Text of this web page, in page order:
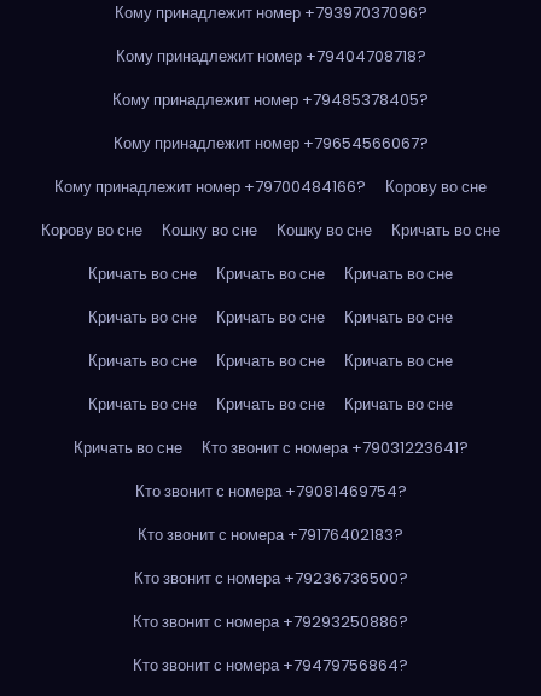
Кому принадлежит номер +79397037096?
Кому принадлежит номер +79404708718?
Кому принадлежит номер +79485378405?
Кому принадлежит номер +79654566067?
Кому принадлежит номер +79700484166?
Корову во сне
Корову во сне
Кошку во сне Кошку во сне
Кричать во сне
Кричать во сне
Кричать во сне
Кричать во сне
Кричать во сне
Кричать во сне
Кричать во сне
Кричать во сне
Кричать во сне
Кричать во сне
Кричать во сне
Кричать во сне
Кричать во сне
Кричать во сне
Кто звонит с номера +79031223641?
Кто звонит с номера +79081469754?
Кто звонит с номера +79176402183?
Кто звонит с номера +79236736500?
Кто звонит с номера +79293250886?
Кто звонит с номера +79479756864?